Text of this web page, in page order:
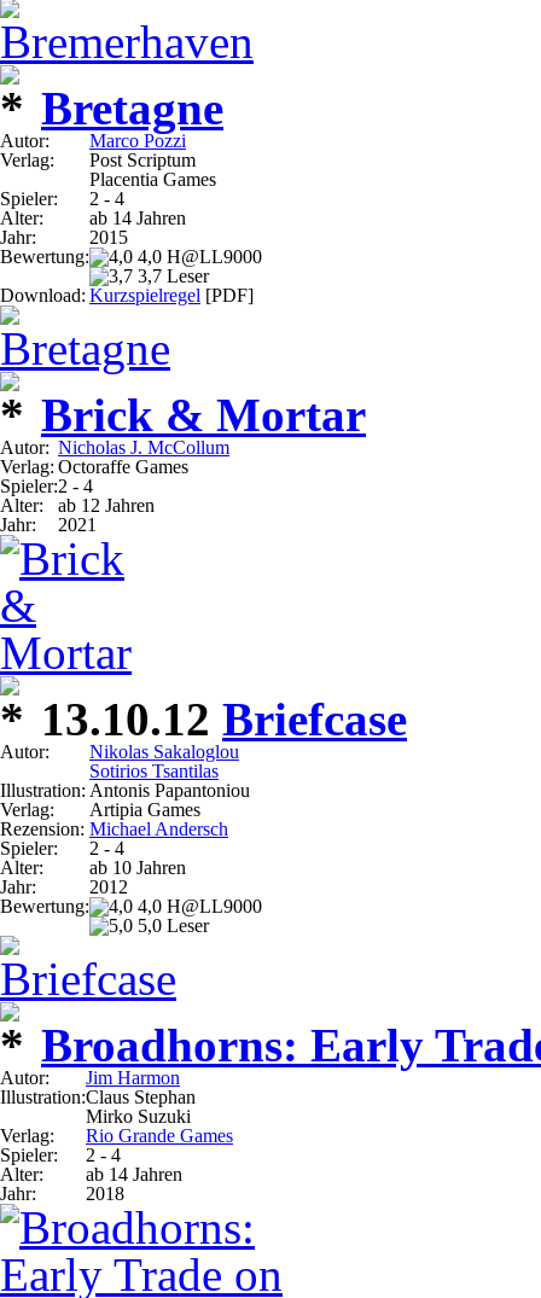
Bretagne
Autor:
Marco Pozzi
Verlag:
Post Scriptum
Placentia Games
Spieler:
2 - 4
Alter:
ab 14 Jahren
Jahr:
2015
Bewertung:
4,0 H@LL9000
3,7 Leser
Download: Kurzspielregel [PDF]
Brick & Mortar
Autor: Nicholas J. McCollum
Verlag: Octoraffe Games
Spieler:2 - 4
Alter:
ab 12 Jahren
Jahr:
2021
13.10.12 Briefcase
Autor:
Nikolas Sakaloglou
Sotirios Tsantilas
Illustration: Antonis Papantoniou
Verlag:
Artipia Games
Rezension: Michael Andersch
Spieler:
2 - 4
Alter:
ab 10 Jahren
Jahr:
2012
Bewertung:
4,0 H@LL9000
5,0 Leser
Broadhorns: Early
Autor:
Jim Harmon
Illustration:Claus Stephan
Mirko Suzuki
Verlag:
Rio Grande Games
Spieler:
2 - 4
Alter:
ab 14 Jahren
Jahr:
2018